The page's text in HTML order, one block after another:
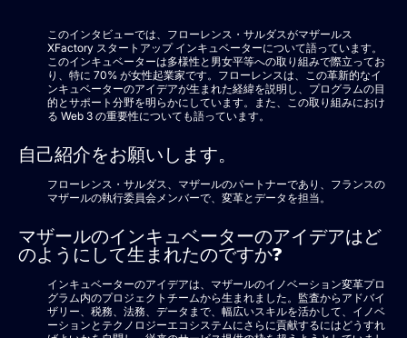
このインタビューでは、フローレンス・サルダスがマザールス
XFactory スタートアップ インキュベーターについて語っています。
このインキュベーターは多様性と男女平等への取り組みで際立ってお
り、特に 70% が女性起業家です。フローレンスは、この革新的なイ
ンキュベーターのアイデアが生まれた経緯を説明し、プログラムの目
的とサポート分野を明らかにしています。また、この取り組みにおけ
る Web 3 の重要性についても語っています。
自己紹介をお願いします。
フローレンス・サルダス、マザールのパートナーであり、フランスの
マザールの執行委員会メンバーで、変革とデータを担当。
マザールのインキュベーターのアイデアはど
のようにして生まれたのですか?
インキュベーターのアイデアは、マザールのイノベーション変革プロ
グラム内のプロジェクトチームから生まれました。監査からアドバイ
ザリー、税務、法務、データまで、幅広いスキルを活かして、イノベ
ーションとテクノロジーエコシステムにさらに貢献するにはどうすれ